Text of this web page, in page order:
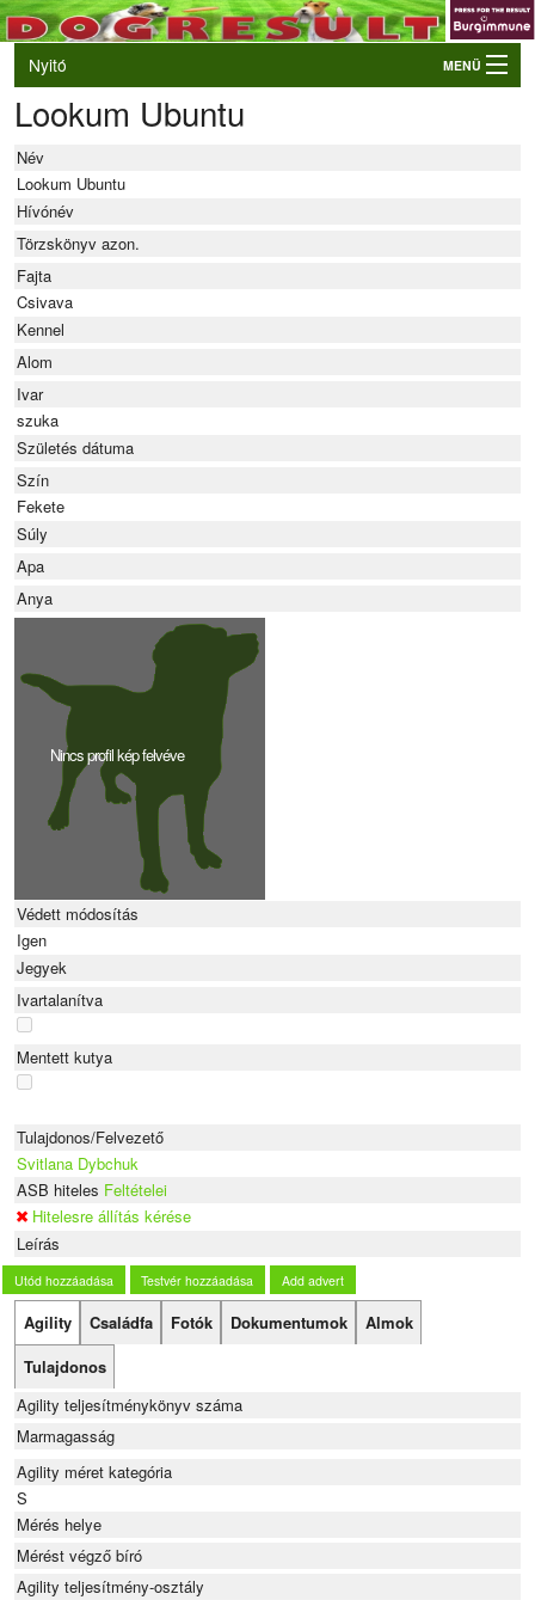
Nyitó MENÜ
Belépés
VB és EO válogatók
Élő eredmények
Rendezvények
Tulajdonosok/Felvezetők
Lookum Ubuntu
Név
Lookum Ubuntu
Hívónév
Törzskönyv azon.
Fajta
Csivava
Kennel
Alom
Ivar
szuka
Születés dátuma
Szín
Fekete
Súly
Apa
Anya
Nincs profil kép felvéve
Védett módosítás
Igen
Jegyek
Ivartalanítva
Mentett kutya
Tulajdonos/Felvezető
Svitlana Dybchuk
ASB hiteles Feltételei
Hitelesre állítás kérése
Leírás
Utód hozzáadása Testvér hozzáadása Add advert
Agility Családfa Fotók Dokumentumok
Almok
Tulajdonos
Agility teljesítménykönyv száma
Marmagasság
Agility méret kategória
S
Mérés helye
Mérést végző bíró
Agility teljesítmény-osztály